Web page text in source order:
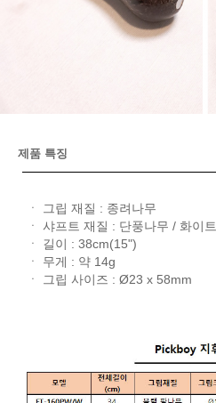
제품 특징
ㆍ 그립 재질 : 종려나무
ㆍ 샤프트 재질 : 단풍나무 / 화이트
ㆍ 길이 : 38cm(15")
ㆍ 무게 : 약 14g
ㆍ 그립 사이즈 : Ø23 x 58mm